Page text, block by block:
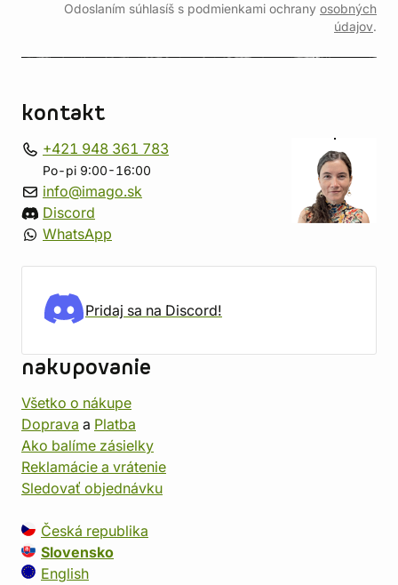
Odoslaním súhlasíš s podmienkami ochrany osobných
údajov.
kontakt
+421 948 361 783
Po-pi 9:00-16:00
info@imago.sk
Discord
WhatsApp
Pridaj sa na Discord!
nakupovanie
Všetko o nákupe
Doprava a Platba
Ako balíme zásielky
Reklamácie a vrátenie
Sledovať objednávku
Česká republika
Slovensko
English